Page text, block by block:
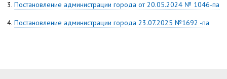
3. Постановление администрации города от 20.05.2024 № 1046-па
4. Постановление администрации города 23.07.2025 №1692 -па